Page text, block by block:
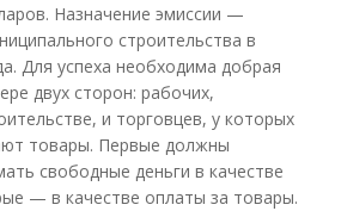
Назначение эмиссии —
строительства в
Для успеха необходима добрая
двух сторон: рабочих,
и торговцев, у которых
товары. Первые должны
свободные деньги в качестве
— в качестве оплаты за товары.